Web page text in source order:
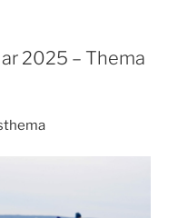
2025 – Thema